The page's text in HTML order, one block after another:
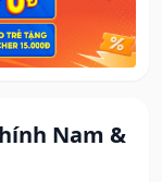
Nam &